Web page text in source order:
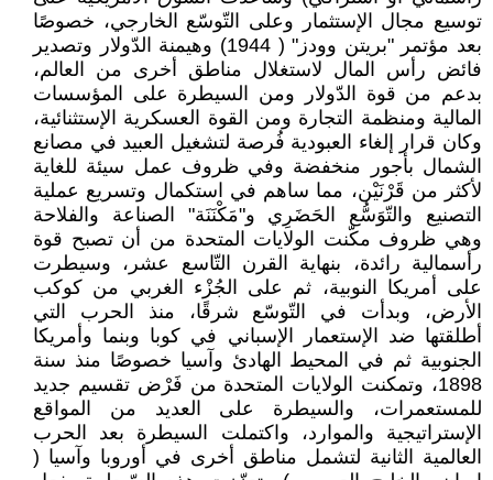
توسيع مجال الإستثمار وعلى التّوسّع الخارجي، خصوصًا
بعد مؤتمر "بريتن وودز" ( 1944) وهيمنة الدّولار وتصدير
فائض رأس المال لاستغلال مناطق أخرى من العالم،
بدعم من قوة الدّولار ومن السيطرة على المؤسسات
المالية ومنظمة التجارة ومن القوة العسكرية الإستثنائية،
وكان قرار إلغاء العبودية فُرصة لتشغيل العبيد في مصانع
الشمال بأجور منخفضة وفي ظروف عمل سيئة للغاية
لأكثر من قَرْنَيْن، مما ساهم في استكمال وتسريع عملية
التصنيع والتّوَسُّع الحَضَرِي و"مَكْنَنَة" الصناعة والفلاحة
وهي ظروف مكّنت الولايات المتحدة من أن تصبح قوة
رأسمالية رائدة، بنهاية القرن التّاسع عشر، وسيطرت
على أمريكا النوبية، ثم على الجُزْء الغربي من كوكب
الأرض، وبدأت في التّوسّع شرقًا، منذ الحرب التي
أطلقتها ضد الإستعمار الإسباني في كوبا وبنما وأمريكا
الجنوبية ثم في المحيط الهادئ وآسيا خصوصًا منذ سنة
1898، وتمكنت الولايات المتحدة من فَرْض تقسيم جديد
للمستعمرات، والسيطرة على العديد من المواقع
الإستراتيجية والموارد، واكتملت السيطرة بعد الحرب
العالمية الثانية لتشمل مناطق أخرى في أوروبا وآسيا (